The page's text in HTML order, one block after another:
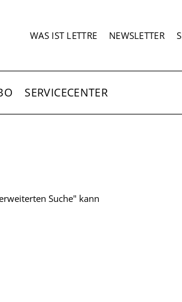
WAS IST LETTRE NEWSLETTER
SERVICECENTER
Suche" kann